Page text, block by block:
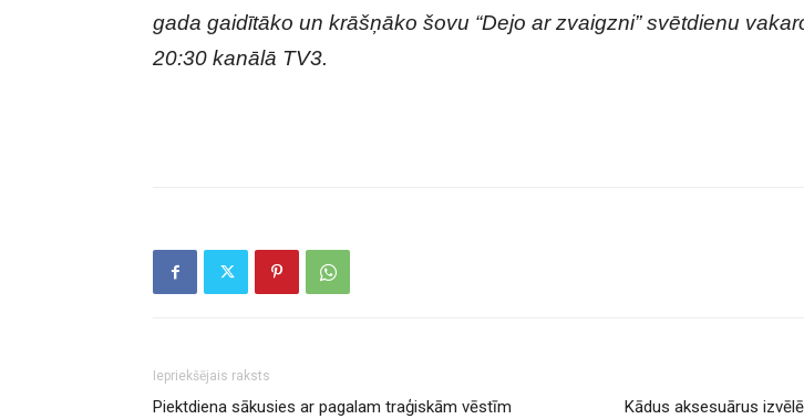
gada gaidītāko un krāšņāko šovu “Dejo ar zvaigzni” svētdienu
20:30 kanālā TV3.
Iepriekšējais raksts
Piektdiena sākusies ar pagalam traģiskām vēstīm
Kādus aksesuārus